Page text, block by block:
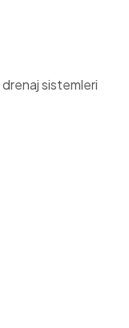
drenaj sistemleri